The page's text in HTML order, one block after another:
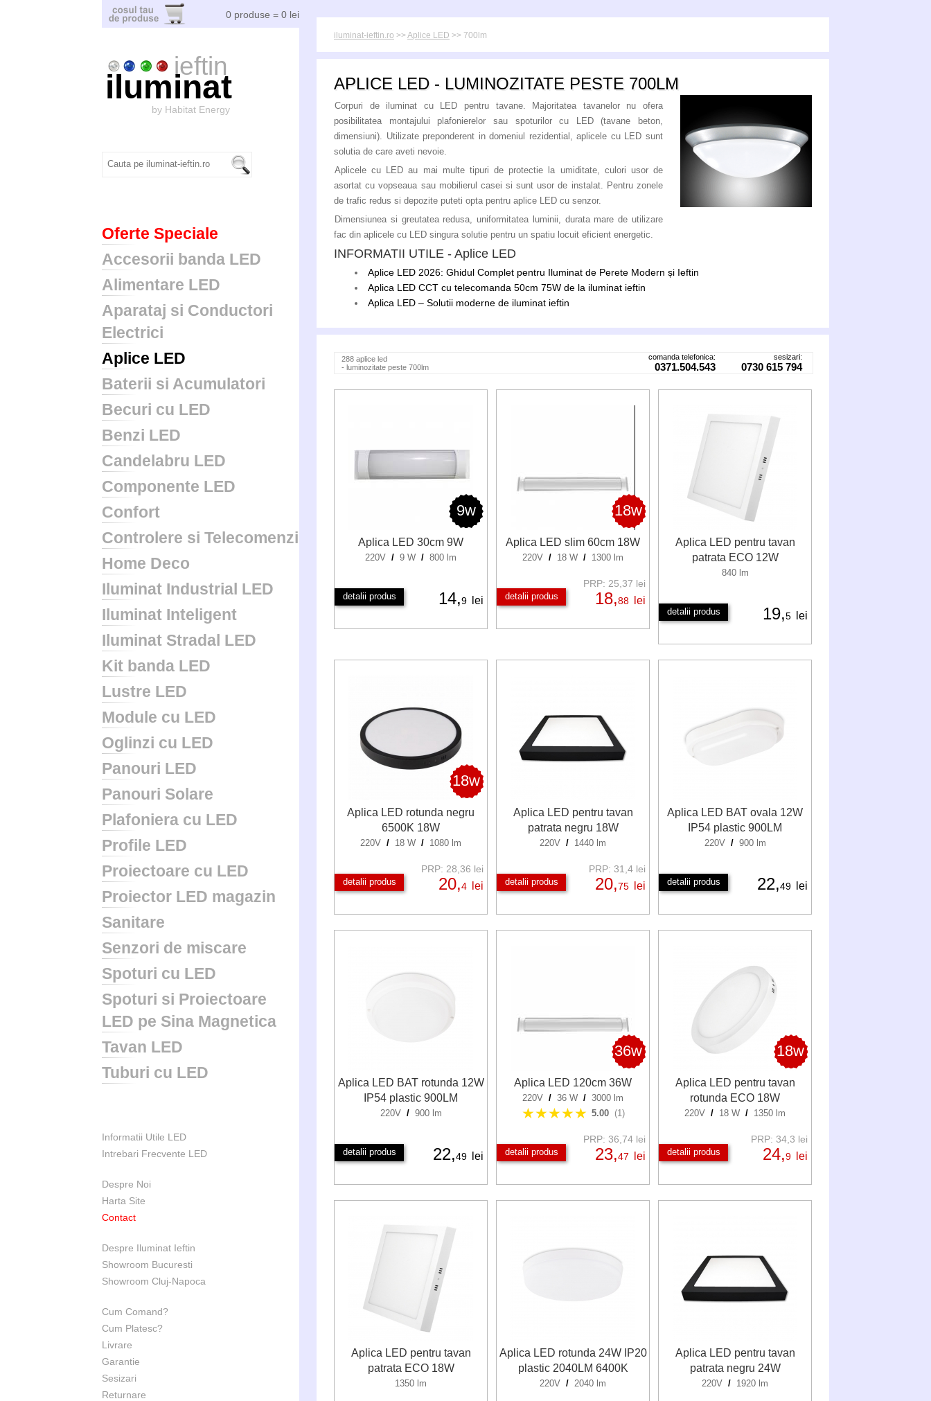
0 produse = 0 lei
ieftin
iluminat
by Habitat Energy
Oferte Speciale
Accesorii banda LED
Alimentare LED
Aparataj si Conductori
Electrici
Aplice LED
Baterii si Acumulatori
Becuri cu LED
Benzi LED
Candelabru LED
Componente LED
Confort
Controlere si Telecomenzi
Home Deco
Iluminat Industrial LED
Iluminat Inteligent
Iluminat Stradal LED
Kit banda LED
Lustre LED
Module cu LED
Oglinzi cu LED
Panouri LED
Panouri Solare
Plafoniera cu LED
Profile LED
Proiectoare cu LED
Proiector LED magazin
Sanitare
Senzori de miscare
Spoturi cu LED
Spoturi si Proiectoare
LED pe Sina Magnetica
Tavan LED
Tuburi cu LED
Informatii Utile LED
Intrebari Frecvente LED
Despre Noi
Harta Site
Contact
Despre Iluminat Ieftin
Showroom Bucuresti
Showroom Cluj-Napoca
Cum Comand?
Cum Platesc?
Livrare
Garantie
Sesizari
Returnare
iluminat-ieftin.ro >>Aplice LED >> 700lm
APLICE LED - LUMINOZITATE PESTE 700LM
Corpuri de iluminat cu LED pentru tavane. Majoritatea tavanelor nu ofera
posibilitatea montajului plafonierelor sau spoturilor cu LED (tavane beton,
dimensiuni). Utilizate preponderent in domeniul rezidential, aplicele cu LED sunt
solutia de care aveti nevoie.
Aplicele cu LED au mai multe tipuri de protectie la umiditate, culori usor de
asortat cu vopseaua sau mobilierul casei si sunt usor de instalat. Pentru zonele
de trafic redus si depozite puteti opta pentru aplice LED cu senzor.
Dimensiunea si greutatea redusa, uniformitatea luminii, durata mare de utilizare
fac din aplicele cu LED singura solutie pentru un spatiu locuit eficient energetic.
INFORMATII UTILE - Aplice LED
Aplice LED 2026: Ghidul Complet pentru Iluminat de Perete Modern și Ieftin
Aplica LED CCT cu telecomanda 50cm 75W de la iluminat ieftin
Aplica LED – Solutii moderne de iluminat ieftin
288 aplice led
- luminozitate peste 700lm
comanda telefonica:
0371.504.543
sesizari:
0730 615 794
9w
Aplica LED 30cm 9W
220V / 9 W / 800 lm
detalii produs 14,9 lei
18w
Aplica LED slim 60cm 18W
220V / 18 W / 1300 lm
detalii produs
PRP: 25,37 lei
18,88 lei
Aplica LED pentru tavan
patrata ECO 12W
840 lm
detalii produs 19,5 lei
18w
Aplica LED rotunda negru
6500K 18W
220V / 18 W / 1080 lm
detalii produs
PRP: 28,36 lei
20,4 lei
Aplica LED pentru tavan
patrata negru 18W
220V / 1440 lm
detalii produs
PRP: 31,4 lei
20,75 lei
Aplica LED BAT ovala 12W
IP54 plastic 900LM
220V / 900 lm
detalii produs 22,49 lei
Aplica LED BAT rotunda 12W
IP54 plastic 900LM
220V / 900 lm
detalii produs 22,49 lei
36w
Aplica LED 120cm 36W
220V / 36 W / 3000 lm
★★★★★ 5.00 (1)
detalii produs
PRP: 36,74 lei
23,47 lei
18w
Aplica LED pentru tavan
rotunda ECO 18W
220V / 18 W / 1350 lm
detalii produs
PRP: 34,3 lei
24,9 lei
Aplica LED pentru tavan
patrata ECO 18W
1350 lm
Aplica LED rotunda 24W IP20
plastic 2040LM 6400K
220V / 2040 lm
Aplica LED pentru tavan
patrata negru 24W
220V / 1920 lm